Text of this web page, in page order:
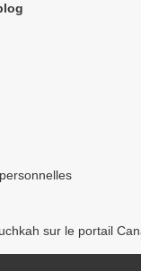
sur le portail